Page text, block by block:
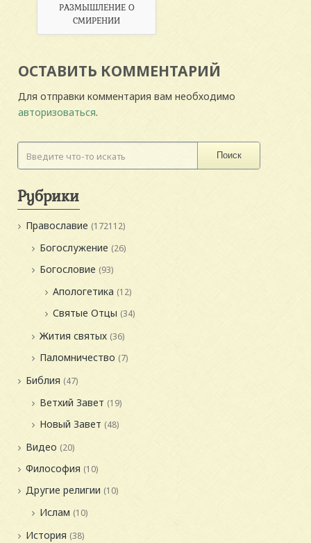
РАЗМЫШЛЕНИЕ О
СМИРЕНИИ
ОСТАВИТЬ КОММЕНТАРИЙ
Для отправки комментария вам необходимо
авторизоваться.
Поиск
Рубрики
Православие (172112)
Богослужение (26)
Богословие (93)
Апологетика (12)
Святые Отцы (34)
Жития святых (36)
Паломничество (7)
Библия (47)
Ветхий Завет (19)
Новый Завет (48)
Видео (20)
Философия (10)
Другие религии (10)
Ислам (10)
История (38)